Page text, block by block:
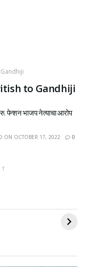
to Gandhiji
पेन्शन भाजप नेत्याचा आरोप
ON OCTOBER 17, 2022
0